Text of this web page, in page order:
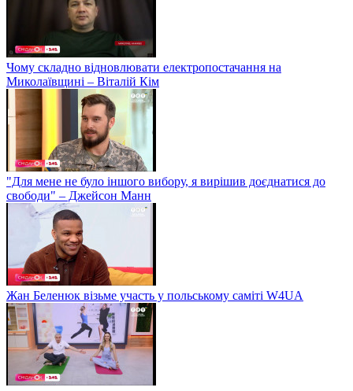
Чому складно відновлювати електропостачання на
Миколаївщині – Віталій Кім
"Для мене не було іншого вибору, я вирішив доєднатися до
свободи" – Джейсон Манн
Жан Беленюк візьме участь у польському саміті W4UA